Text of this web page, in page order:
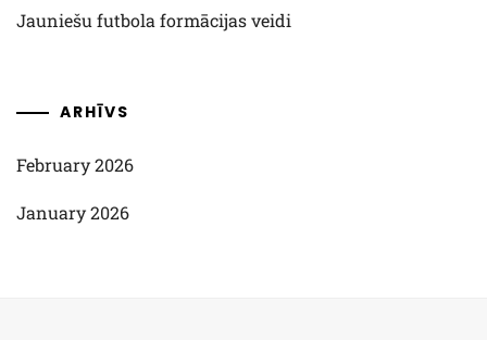
Jauniešu futbola formācijas veidi
ARHĪVS
February 2026
January 2026